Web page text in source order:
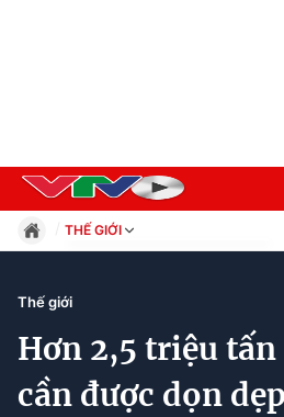
THẾ GIỚI
Xã hội
Kinh tế
Thế giới
Thế giới
Hơn 2,5 triệu
cần được dọn